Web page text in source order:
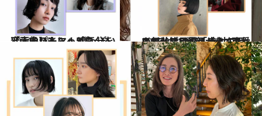
2024.1.18
【画像】ちょっと気分を変えたい人に！ 今っぽい「大人パーマ」5選
ビューティ＆ヘルス 2023.10.12
この秋注目の「大人の姫カット」5選 顔が小さくシャープに見える！ “可愛い”だけじゃない魅力で大人気
ビューティ＆ヘルス